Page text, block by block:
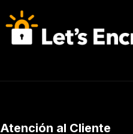
Atención al Cliente